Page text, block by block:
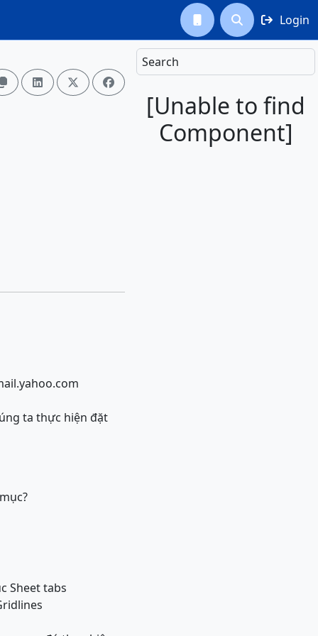
  Login
Search
[Unable to find
Component]
  
ta thực hiện đặt
Sheet tabs